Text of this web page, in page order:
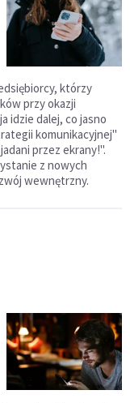
którzy
przy okazji
idzie dalej, co jasno
komunikacyjnej"
przez ekrany!".
z nowych
wewnętrzny.